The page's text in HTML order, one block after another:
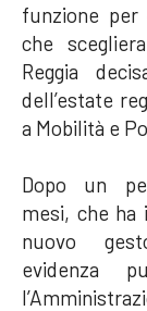
funzione
che
Reggia
dell’estate
a Mobilità e
Dopo un
mesi, che ha
nuovo
evidenza